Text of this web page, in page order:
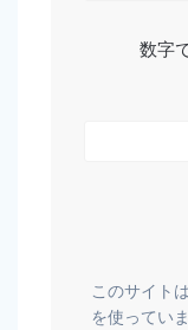
数字
このサイト
を使っていま